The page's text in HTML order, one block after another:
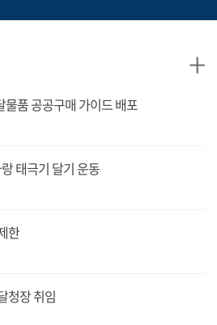
품 공공구매 가이드 배포
태극기 달기 운동
한
청장 취임
+